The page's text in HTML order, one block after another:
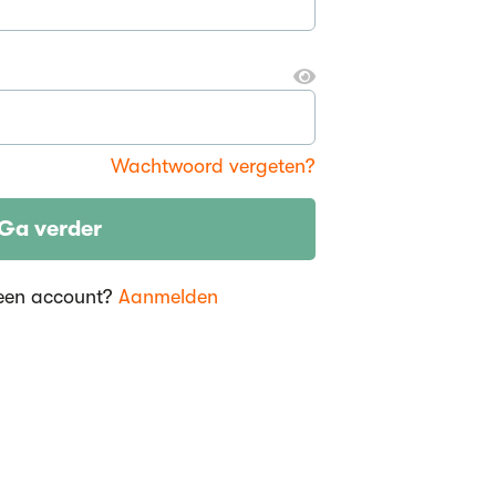
Wachtwoord vergeten?
verder
account? Aanmelden